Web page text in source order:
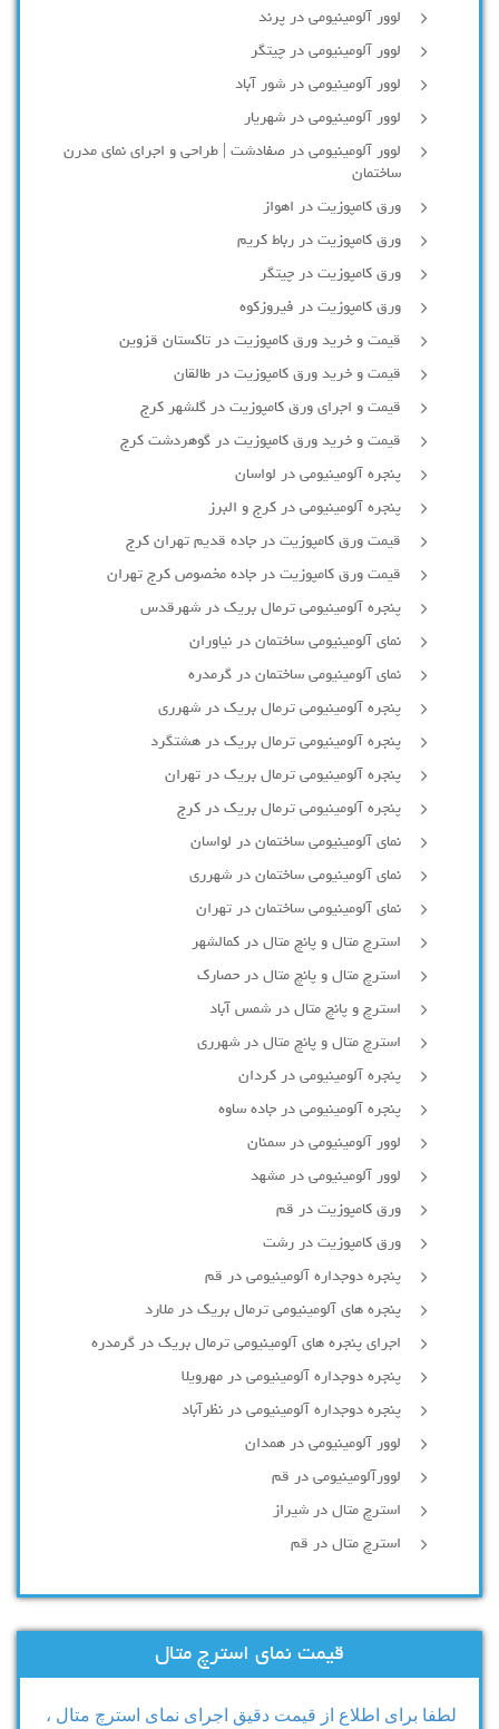
لوور آلومینیومی در پرند
لوور آلومینیومی در چیتگر
لوور آلومینیومی در شور آباد
لوور آلومينيومي در شهريار
لوور آلومینیومی در صفادشت | طراحی و اجرای نمای مدرن
ساختمان
ورق کامپوزیت در اهواز
ورق کامپوزیت در رباط کریم
ورق کامپوزیت در چیتگر
ورق کامپوزیت در فیروزکوه
قیمت و خرید ورق کامپوزیت در تاکستان قزوین
قیمت و خرید ورق کامپوزیت در طالقان
قیمت و اجرای ورق کامپوزیت در گلشهر کرج
قیمت و خرید ورق کامپوزیت در گوهردشت کرج
پنجره آلومینیومی در لواسان
پنجره آلومینیومی در کرج و البرز
قیمت ورق کامپوزیت در جاده قدیم تهران کرج
قیمت ورق کامپوزیت در جاده مخصوص کرج تهران
پنجره آلومینیومی ترمال بریک در شهرقدس
نمای آلومینیومی ساختمان در نیاوران
نمای آلومینیومی ساختمان در گرمدره
پنجره آلومینیومی ترمال بریک در شهرری
پنجره آلومینیومی ترمال بریک در هشتگرد
پنجره آلومینیومی ترمال بریک در تهران
پنجره آلومینیومی ترمال بریک در کرج
نمای آلومینیومی ساختمان در لواسان
نمای آلومینیومی ساختمان در شهرری
نمای آلومینیومی ساختمان در تهران
استرچ متال و پانچ متال در کمالشهر
استرچ متال و پانچ متال در حصارك
استرچ و پانچ متال در شمس آباد
استرچ متال و پانچ متال در شهرری
پنجره آلومینیومی در کردان
پنجره آلومینیومی در جاده ساوه
لوور آلومینیومی در سمنان
لوور آلومینیومی در مشهد
ورق کامپوزیت در قم
ورق کامپوزیت در رشت
پنجره دوجداره آلومينيومی در قم
پنجره های آلومینیومی ترمال بریک در ملارد
اجرای پنجره های آلومینیومی ترمال بریک در گرمدره
پنجره دوجداره آلومینیومی در مهرویلا
پنجره دوجداره آلومینیومی در نظرآباد
لوور آلومینیومی در همدان
لوورآلومینیومی در قم
استرچ متال در شیراز
استرچ متال در قم
قیمت نمای استرچ متال
لطفا برای اطلاع از قیمت دقیق اجرای نمای استرچ متال ،